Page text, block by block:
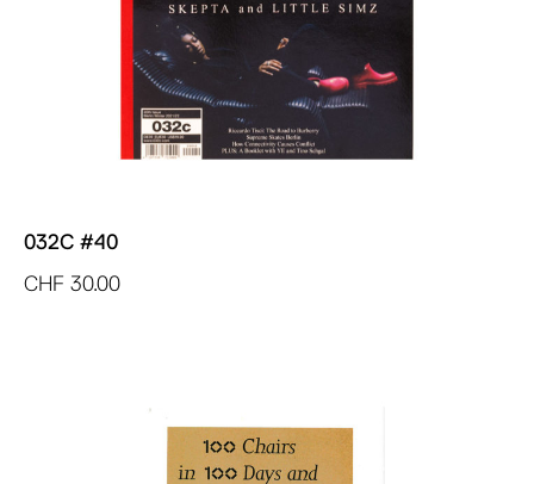
032C #40
CHF 30.00